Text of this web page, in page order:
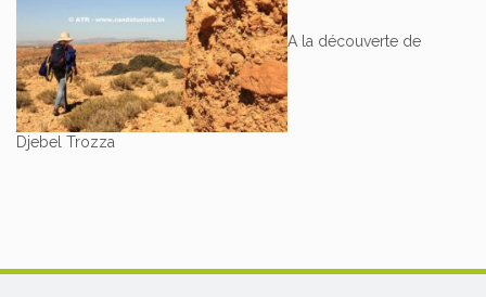
A la découverte de
Djebel Trozza